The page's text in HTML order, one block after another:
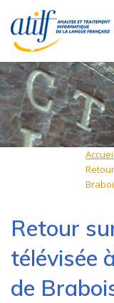
content
Accueil
Retour
télévisée
de